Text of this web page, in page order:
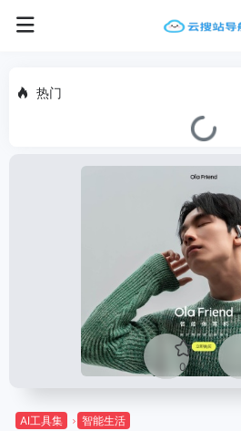
热门
0
AI工具集 智能生活